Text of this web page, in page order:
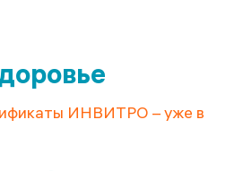
ИНВИТРО – уже в